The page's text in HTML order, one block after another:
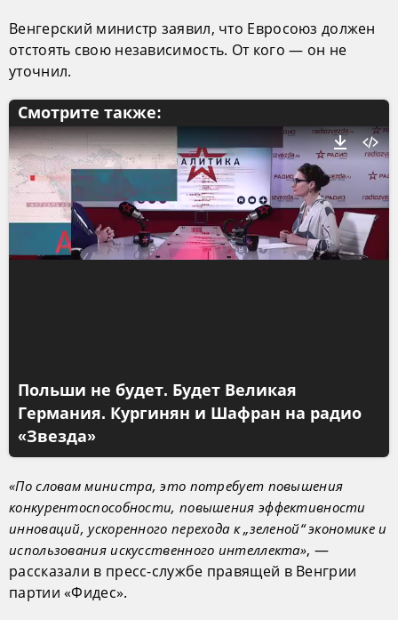
Венгерский министр заявил, что Евросоюз должен
отстоять свою независимость. От кого — он не
уточнил.
Смотрите также:
Польши не будет. Будет Великая
Германия. Кургинян и Шафран на радио
«Звезда»
«По словам министра, это потребует повышения
конкурентоспособности, повышения эффективности
инноваций, ускоренного перехода к „зеленой“ экономике и
использования искусственного интеллекта», —
рассказали в пресс-службе правящей в Венгрии
партии «Фидес».